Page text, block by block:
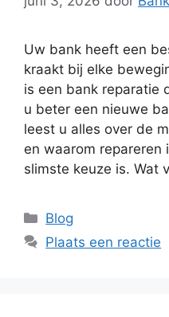
Uw bank heeft een
kraakt bij elke
is een bank reparatie
u beter een nieuwe
leest u alles over de
en waarom repareren
slimste keuze is. Wat
Categorieën
Blog
Plaats een reactie